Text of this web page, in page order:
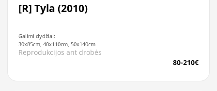
[R] Tyla (2010)
Galimi dydžiai:
30x85cm, 40x110cm, 50x140cm
Reprodukcijos ant drobės
80-210€